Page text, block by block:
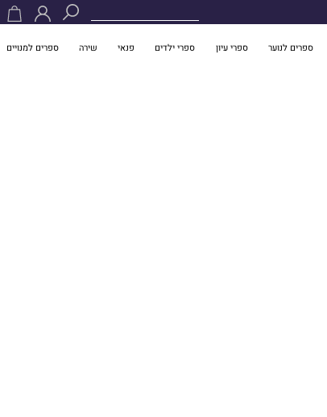
ספרים לנוער ספרי עיון ספרי ילדים פנאי שירה ספרים למנויים